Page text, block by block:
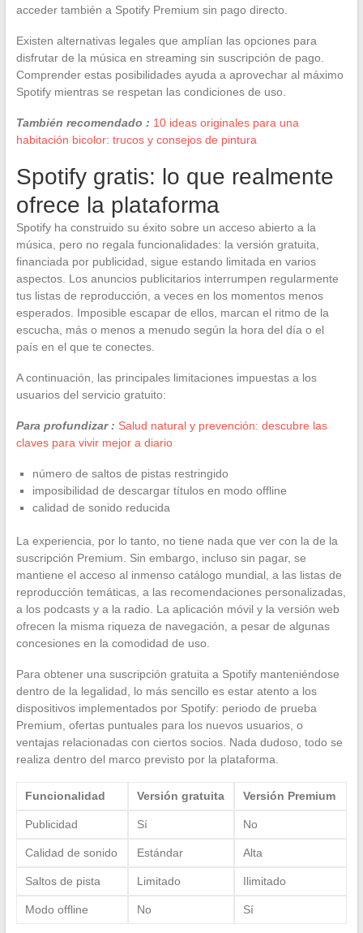
acceder también a Spotify Premium sin pago directo.
Existen alternativas legales que amplían las opciones para
disfrutar de la música en streaming sin suscripción de pago.
Comprender estas posibilidades ayuda a aprovechar al máximo
Spotify mientras se respetan las condiciones de uso.
También recomendado : 10 ideas originales para una
habitación bicolor: trucos y consejos de pintura
Spotify gratis: lo que realmente
ofrece la plataforma
Spotify ha construido su éxito sobre un acceso abierto a la
música, pero no regala funcionalidades: la versión gratuita,
financiada por publicidad, sigue estando limitada en varios
aspectos. Los anuncios publicitarios interrumpen regularmente
tus listas de reproducción, a veces en los momentos menos
esperados. Imposible escapar de ellos, marcan el ritmo de la
escucha, más o menos a menudo según la hora del día o el
país en el que te conectes.
A continuación, las principales limitaciones impuestas a los
usuarios del servicio gratuito:
Para profundizar : Salud natural y prevención: descubre las
claves para vivir mejor a diario
número de saltos de pistas restringido
imposibilidad de descargar títulos en modo offline
calidad de sonido reducida
La experiencia, por lo tanto, no tiene nada que ver con la de la
suscripción Premium. Sin embargo, incluso sin pagar, se
mantiene el acceso al inmenso catálogo mundial, a las listas de
reproducción temáticas, a las recomendaciones personalizadas,
a los podcasts y a la radio. La aplicación móvil y la versión web
ofrecen la misma riqueza de navegación, a pesar de algunas
concesiones en la comodidad de uso.
Para obtener una suscripción gratuita a Spotify manteniéndose
dentro de la legalidad, lo más sencillo es estar atento a los
dispositivos implementados por Spotify: periodo de prueba
Premium, ofertas puntuales para los nuevos usuarios, o
ventajas relacionadas con ciertos socios. Nada dudoso, todo se
realiza dentro del marco previsto por la plataforma.
Funcionalidad Versión gratuita Versión Premium
Publicidad Sí No
Calidad de sonido Estándar Alta
Saltos de pista Limitado Ilimitado
Modo offline No Sí